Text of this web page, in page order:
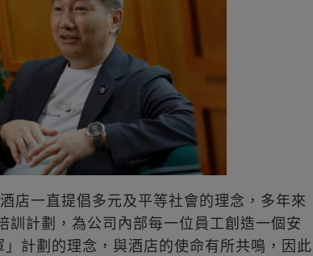
店一直提倡多元及平等社會的理念，多年來
訓計劃，為公司內部每一位員工創造一個安
計劃的理念，與酒店的使命有所共鳴，因此